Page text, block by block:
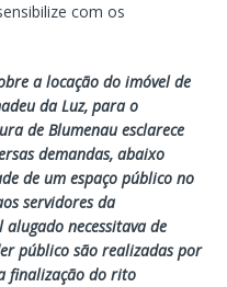
com os
a locação do imóvel de
da Luz, para o
de Blumenau esclarece
demandas, abaixo
de um espaço público no
servidores da
alugado necessitava de
público são realizadas por
finalização do rito